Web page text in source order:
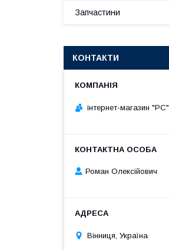
Запчастини
КОНТАКТИ
інтернет-магазин "РС"
Роман Олексійович
Вінниця, Україна